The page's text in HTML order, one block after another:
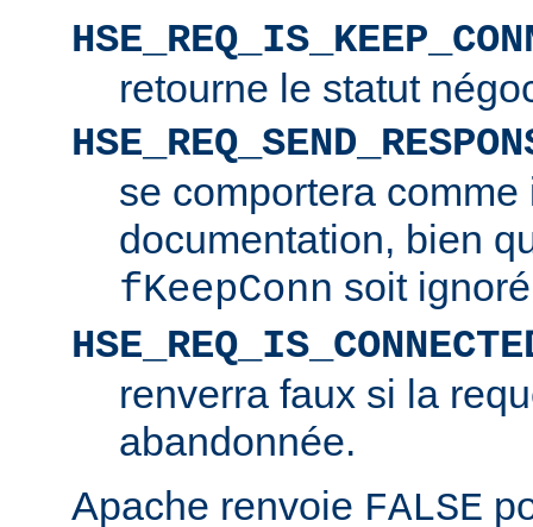
retourne le statut
se comportera
documentation, bien
fKeepConn soit
renverra faux si la
abandonnée.
Apache renvoie FALSE